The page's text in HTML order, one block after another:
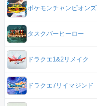
ポケモンチャンピオンズ
タスクバーヒーロー
ドラクエ1&2リメイク
ドラクエ7リイマジンド